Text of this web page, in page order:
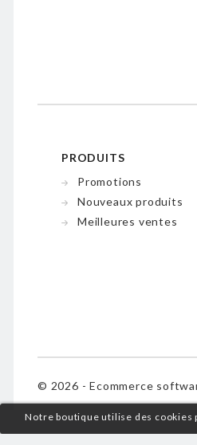
Notre boutique utilise des
PRODUITS
Promotions
Nouveaux produits
Meilleures ventes
© 2026 - Ecommerce